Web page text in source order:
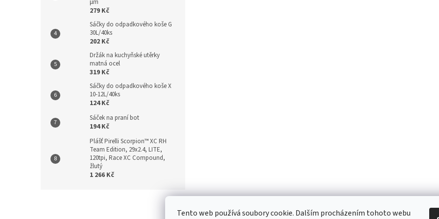
Tento web používá soubory cookie. Dalším procházením tohoto webu
µm
279 Kč
Sáčky do odpadkového koše G
30L/40ks
202 Kč
Držák na kuchyňské utěrky
matná ocel
319 Kč
Sáčky do odpadkového koše X
10-12L/40ks
124 Kč
Sáček na praní bot
194 Kč
Plášť Pirelli Scorpion™ XC RH
Team Edition, 29x2.4, LITE,
120tpi, Race XC Compound,
žlutý
1 266 Kč
Kontakt / Obchodní podmínky / Ochrana osobních údajů / Reklamace / Výměna,